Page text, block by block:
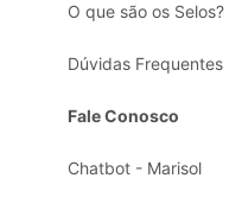
O que são os Selos?
Dúvidas Frequentes
Fale Conosco
Chatbot - Marisol